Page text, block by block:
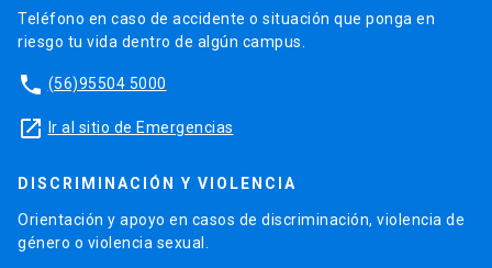
Teléfono en caso de accidente o situación que ponga en
riesgo tu vida dentro de algún campus.
phone (56)95504 5000
launch Ir al sitio de Emergencias
DISCRIMINACIÓN Y VIOLENCIA
Orientación y apoyo en casos de discriminación, violencia de
género o violencia sexual.